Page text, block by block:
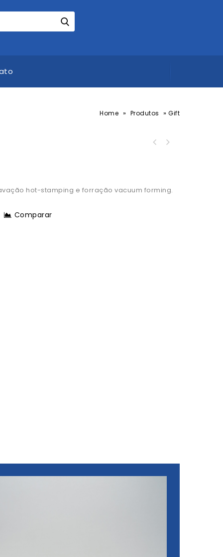
Home » Produtos » Gift
hot-stamping e forração vacuum forming.
Comparar